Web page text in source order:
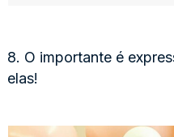
8. O importante é
elas!